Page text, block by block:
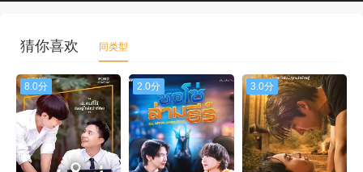
猜你喜欢 同类型
8.0分 2.0分 3.0分